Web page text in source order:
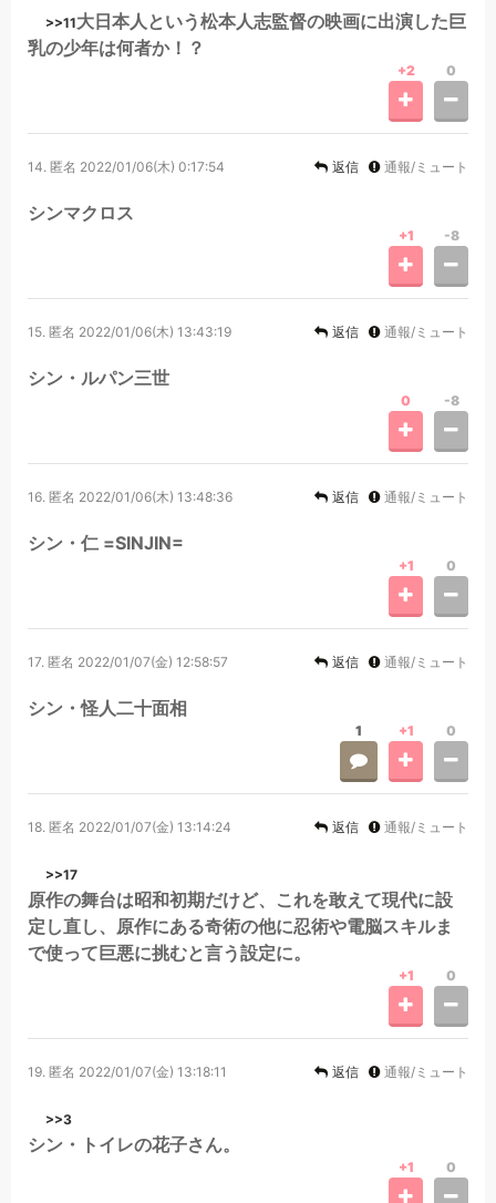
>>11大日本人という松本人志監督の映画に出演した巨
乳の少年は何者か！？
+2 0
14. 匿名 2022/01/06(木) 0:17:54 返信 通報/ミュート
シンマクロス
+1 -8
15. 匿名 2022/01/06(木) 13:43:19 返信 通報/ミュート
シン・ルパン三世
0 -8
16. 匿名 2022/01/06(木) 13:48:36 返信 通報/ミュート
シン・仁 =SINJIN=
+1 0
17. 匿名 2022/01/07(金) 12:58:57 返信 通報/ミュート
シン・怪人二十面相
1 +1 0
18. 匿名 2022/01/07(金) 13:14:24 返信 通報/ミュート
>>17
原作の舞台は昭和初期だけど、これを敢えて現代に設
定し直し、原作にある奇術の他に忍術や電脳スキルま
で使って巨悪に挑むと言う設定に。
+1 0
19. 匿名 2022/01/07(金) 13:18:11 返信 通報/ミュート
>>3
シン・トイレの花子さん。
+1 0